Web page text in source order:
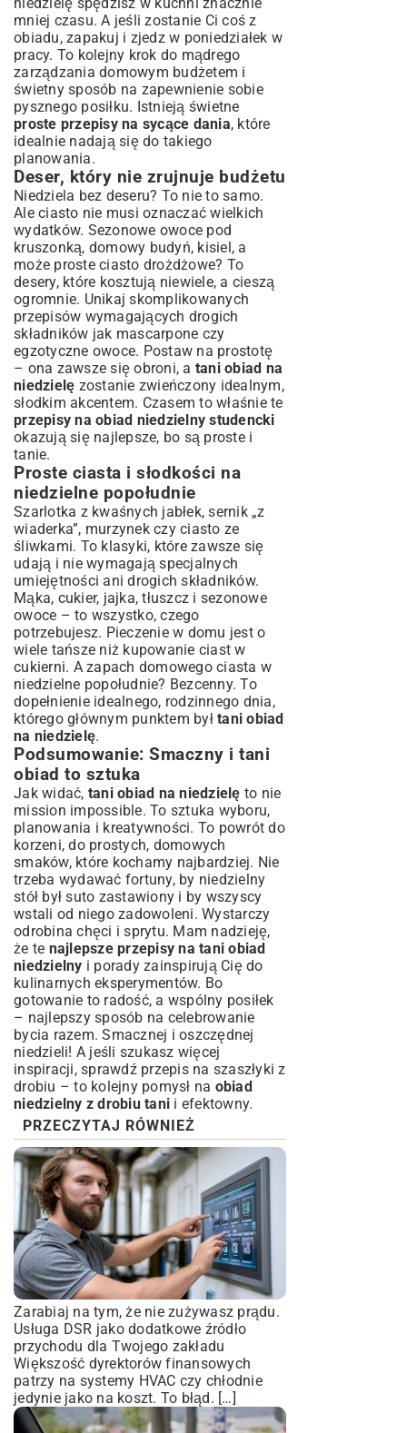
mniej czasu. A jeśli zostanie Ci coś z
obiadu, zapakuj i zjedz w poniedziałek w
pracy. To kolejny krok do mądrego
zarządzania domowym budżetem i
świetny sposób na zapewnienie sobie
pysznego posiłku. Istnieją świetne
proste przepisy na sycące dania, które
idealnie nadają się do takiego
planowania.
Deser, który nie zrujnuje budżetu
Niedziela bez deseru? To nie to samo.
Ale ciasto nie musi oznaczać wielkich
wydatków. Sezonowe owoce pod
kruszonką, domowy budyń, kisiel, a
może proste ciasto drożdżowe? To
desery, które kosztują niewiele, a cieszą
ogromnie. Unikaj skomplikowanych
przepisów wymagających drogich
składników jak mascarpone czy
egzotyczne owoce. Postaw na prostotę
– ona zawsze się obroni, a tani obiad na
niedzielę zostanie zwieńczony idealnym,
słodkim akcentem. Czasem to właśnie te
przepisy na obiad niedzielny studencki
okazują się najlepsze, bo są proste i
tanie.
Proste ciasta i słodkości na
niedzielne popołudnie
Szarlotka z kwaśnych jabłek, sernik „z
wiaderka”, murzynek czy ciasto ze
śliwkami. To klasyki, które zawsze się
udają i nie wymagają specjalnych
umiejętności ani drogich składników.
Mąka, cukier, jajka, tłuszcz i sezonowe
owoce – to wszystko, czego
potrzebujesz. Pieczenie w domu jest o
wiele tańsze niż kupowanie ciast w
cukierni. A zapach domowego ciasta w
niedzielne popołudnie? Bezcenny. To
dopełnienie idealnego, rodzinnego dnia,
którego głównym punktem był tani obiad
na niedzielę.
Podsumowanie: Smaczny i tani
obiad to sztuka
Jak widać, tani obiad na niedzielę to nie
mission impossible. To sztuka wyboru,
planowania i kreatywności. To powrót do
korzeni, do prostych, domowych
smaków, które kochamy najbardziej. Nie
trzeba wydawać fortuny, by niedzielny
stół był suto zastawiony i by wszyscy
wstali od niego zadowoleni. Wystarczy
odrobina chęci i sprytu. Mam nadzieję,
że te najlepsze przepisy na tani obiad
niedzielny i porady zainspirują Cię do
kulinarnych eksperymentów. Bo
gotowanie to radość, a wspólny posiłek
– najlepszy sposób na celebrowanie
bycia razem. Smacznej i oszczędnej
niedzieli! A jeśli szukasz więcej
inspiracji, sprawdź przepis na szaszłyki z
drobiu – to kolejny pomysł na obiad
niedzielny z drobiu tani i efektowny.
PRZECZYTAJ RÓWNIEŻ
Zarabiaj na tym, że nie zużywasz prądu.
Usługa DSR jako dodatkowe źródło
przychodu dla Twojego zakładu
Większość dyrektorów finansowych
patrzy na systemy HVAC czy chłodnie
jedynie jako na koszt. To błąd. […]